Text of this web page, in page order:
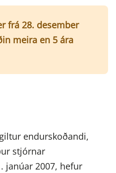
frá 28. desember
meira en 5 ára
endurskoðandi,
stjórnar
janúar 2007, hefur